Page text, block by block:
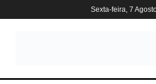
Sexta-feira, 7